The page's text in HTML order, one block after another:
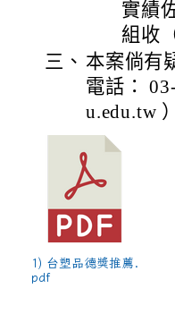
實績
組收
三、 本案倘有
電話：
u.edu.tw
1) 台塑品德獎推薦.
pdf